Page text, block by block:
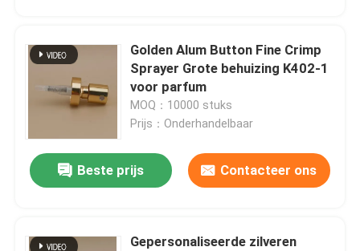
Golden Alum Button Fine Crimp
Sprayer Grote behuizing K402-1
voor parfum
MOQ：10000 stuks
Prijs：Onderhandelbaar
Beste prijs Contacteer ons
Gepersonaliseerde zilveren